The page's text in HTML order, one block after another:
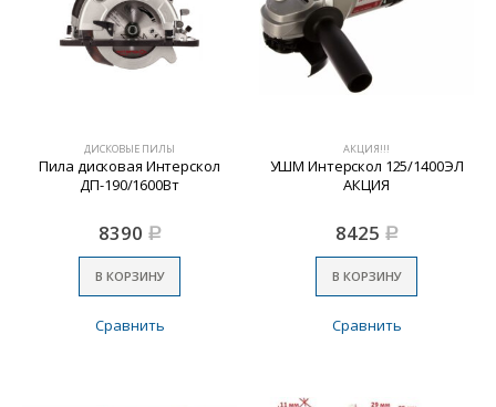
ДИСКОВЫЕ ПИЛЫ
Пила дисковая Интерскол
ДП-190/1600Вт
8390 Р
В КОРЗИНУ
Сравнить
АКЦИЯ!!!
УШМ Интерскол 125/1400ЭЛ
АКЦИЯ
8425 Р
В КОРЗИНУ
Сравнить